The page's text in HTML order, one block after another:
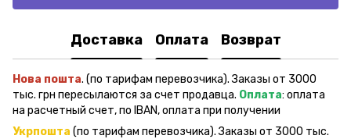
Доставка Оплата Возврат
Нова пошта. (по тарифам перевозчика). Заказы от 3000
тыс. грн пересылаются за счет продавца. Оплата: оплата
на расчетный счет, по IBAN, оплата при получении
Укрпошта (по тарифам перевозчика). Заказы от 3000 тыс.